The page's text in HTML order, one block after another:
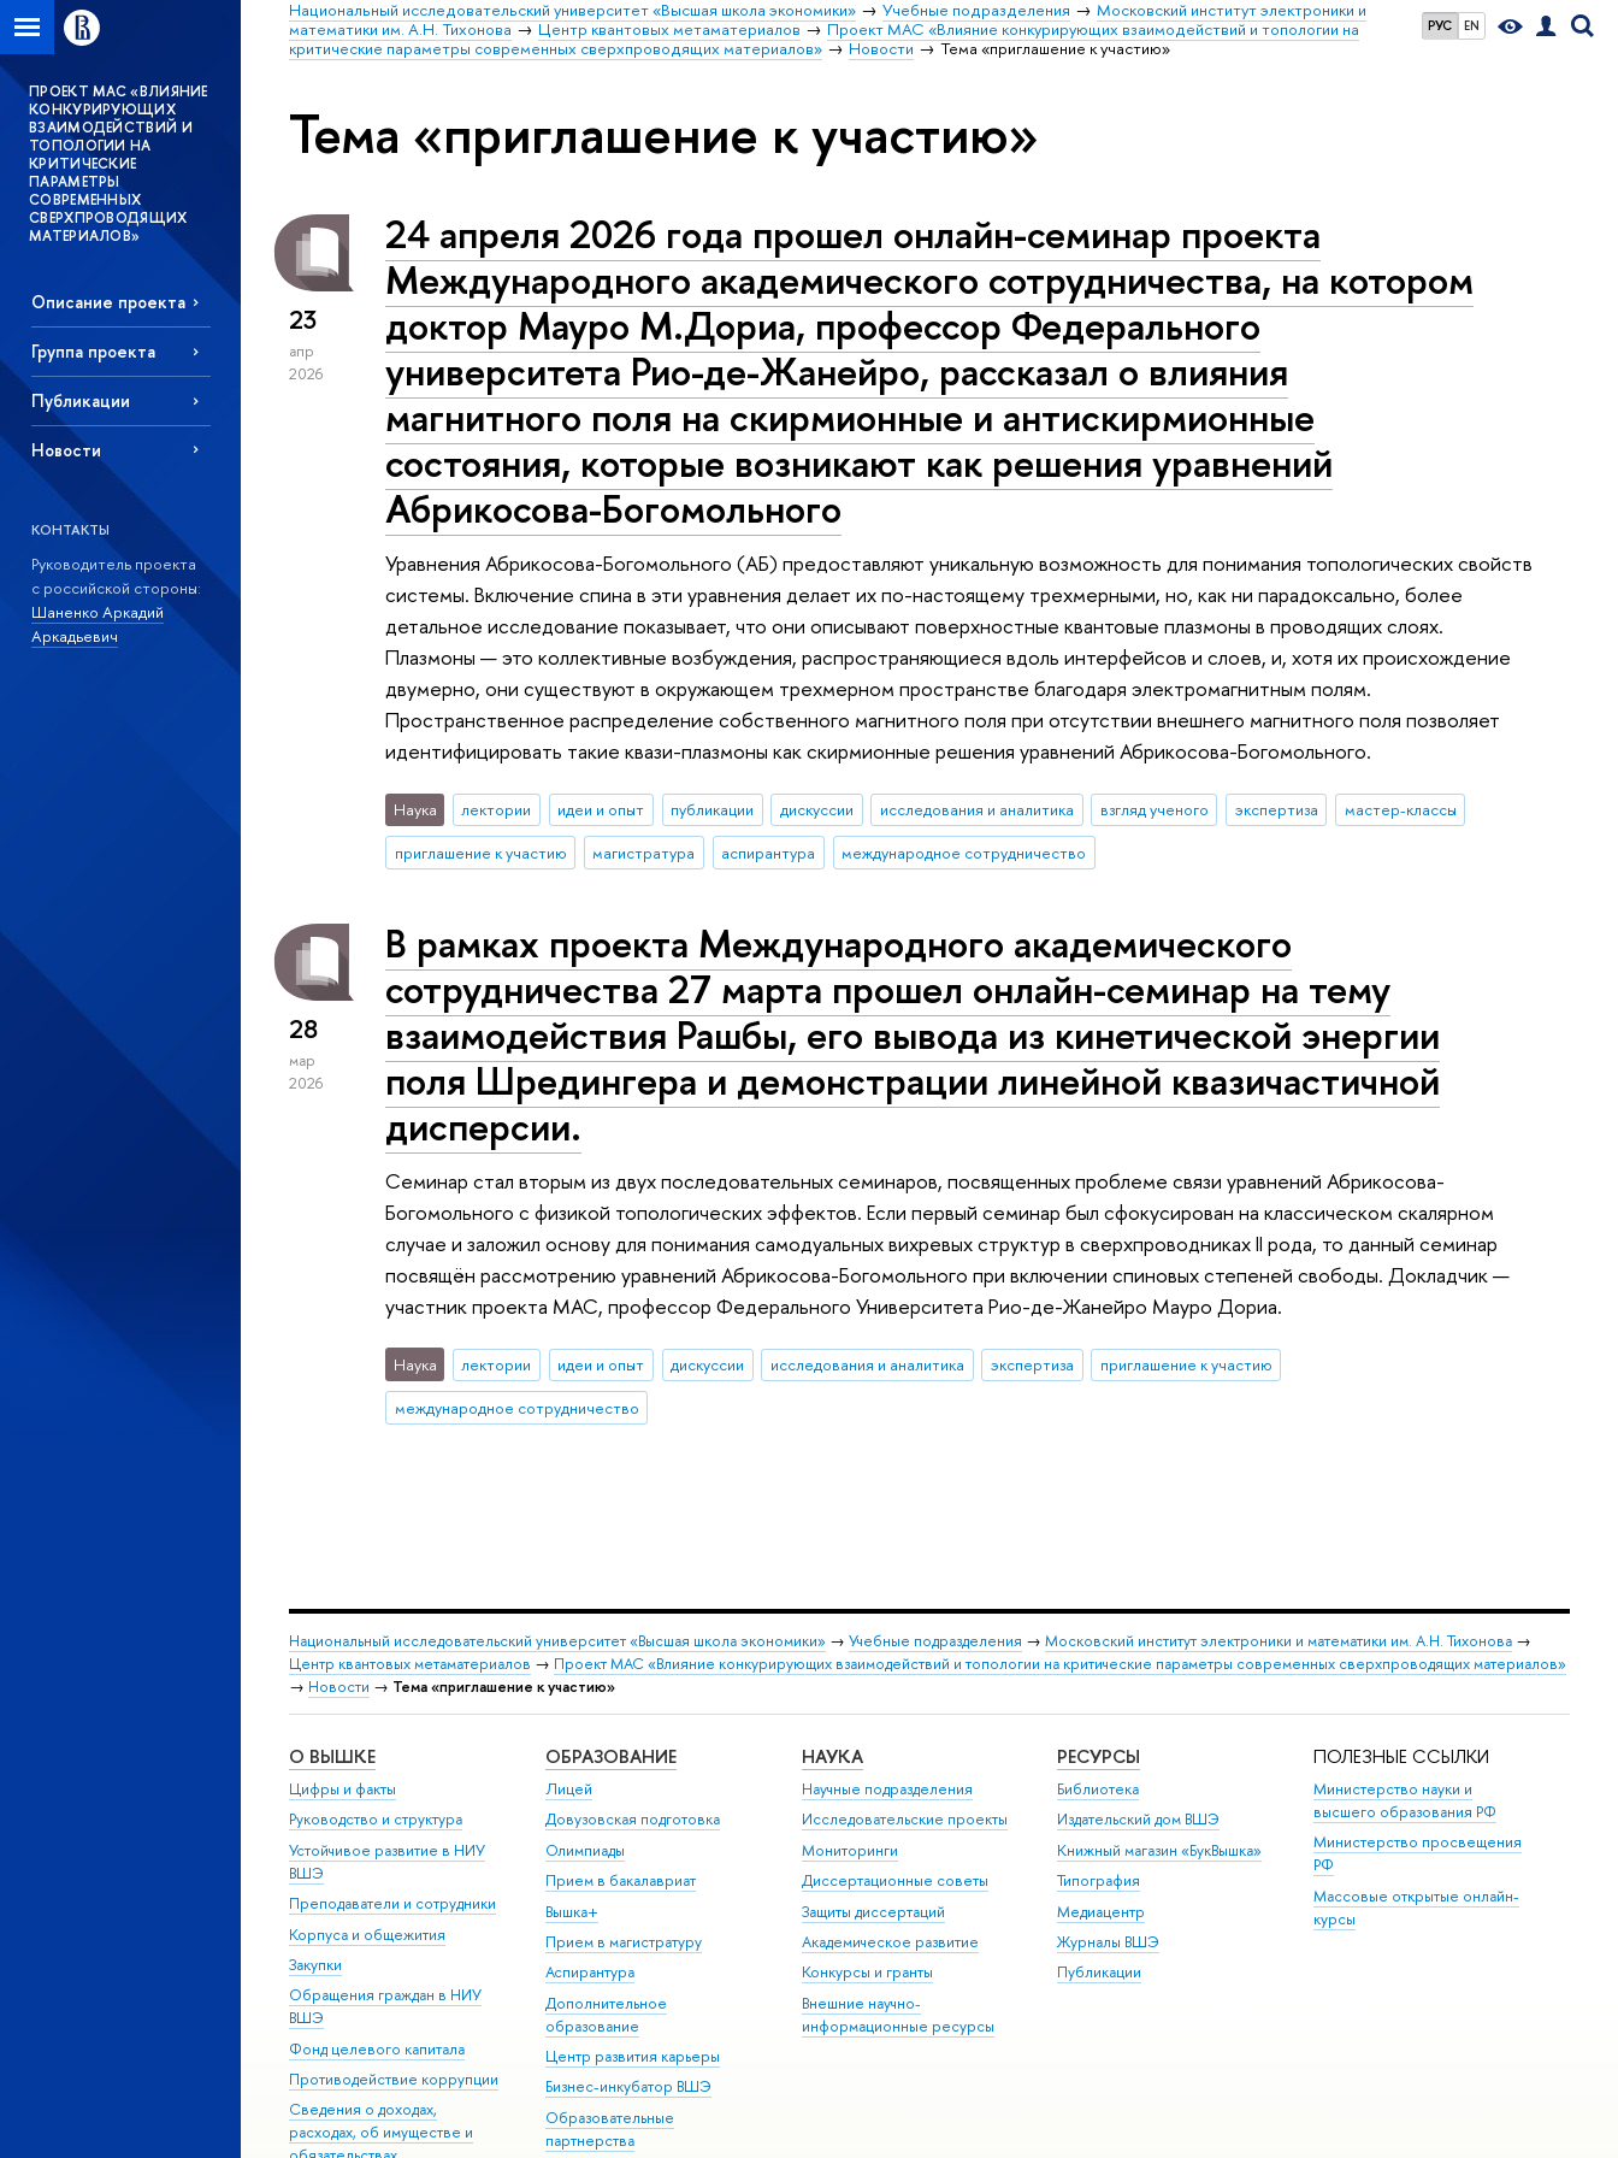
РУС EN
Национальный исследовательский университет «Высшая школа экономики» Учебные подразделения
Московский институт электроники и
математики им. А.Н. Тихонова
Центр квантовых метаматериалов
Проект МАС «Влияние конкурирующих взаимодействий и топологии на
критические параметры современных сверхпроводящих материалов»
Новости Тема «приглашение к участию»
ПРОЕКТ МАС «ВЛИЯНИЕ
КОНКУРИРУЮЩИХ
ВЗАИМОДЕЙСТВИЙ И
ТОПОЛОГИИ НА
КРИТИЧЕСКИЕ
ПАРАМЕТРЫ
СОВРЕМЕННЫХ
СВЕРХПРОВОДЯЩИХ
МАТЕРИАЛОВ»
Описание проекта
Группа проекта
Публикации
Новости
КОНТАКТЫ
Руководитель проекта
с российской стороны:
Шаненко Аркадий
Аркадьевич
Тема «приглашение к участию»
23
апр
2026
24 апреля 2026 года прошел онлайн-семинар проекта
Международного академического сотрудничества, на котором
доктор Мауро М.Дориа, профессор Федерального
университета Рио-де-Жанейро, рассказал о влияния
магнитного поля на скирмионные и антискирмионные
состояния, которые возникают как решения уравнений
Абрикосова-Богомольного
Уравнения Абрикосова-Богомольного (АБ) предоставляют уникальную возможность для понимания топологических свойств
системы. Включение спина в эти уравнения делает их по-настоящему трехмерными, но, как ни парадоксально, более
детальное исследование показывает, что они описывают поверхностные квантовые плазмоны в проводящих слоях.
Плазмоны — это коллективные возбуждения, распространяющиеся вдоль интерфейсов и слоев, и, хотя их происхождение
двумерно, они существуют в окружающем трехмерном пространстве благодаря электромагнитным полям.
Пространственное распределение собственного магнитного поля при отсутствии внешнего магнитного поля позволяет
идентифицировать такие квази-плазмоны как скирмионные решения уравнений Абрикосова-Богомольного.
Наука лектории идеи и опыт публикации дискуссии исследования и аналитика взгляд ученого экспертиза
мастер-классы
приглашение к участию
магистратура аспирантура международное сотрудничество
28
мар
2026
В рамках проекта Международного академического
сотрудничества 27 марта прошел онлайн-семинар на тему
взаимодействия Рашбы, его вывода из кинетической энергии
поля Шредингера и демонстрации линейной квазичастичной
дисперсии.
Семинар стал вторым из двух последовательных семинаров, посвященных проблеме связи уравнений Абрикосова-
Богомольного с физикой топологических эффектов. Если первый семинар был сфокусирован на классическом скалярном
случае и заложил основу для понимания самодуальных вихревых структур в сверхпроводниках II рода, то данный семинар
посвящён рассмотрению уравнений Абрикосова-Богомольного при включении спиновых степеней свободы. Докладчик —
участник проекта МАС, профессор Федерального Университета Рио-де-Жанейро Мауро Дориа.
Наука лектории идеи и опыт дискуссии исследования и аналитика экспертиза
приглашение к участию
международное сотрудничество
Национальный исследовательский университет «Высшая школа экономики» → Учебные подразделения → Московский институт электроники и математики им. А.Н. Тихонова →
Центр квантовых метаматериалов → Проект МАС «Влияние конкурирующих взаимодействий и топологии на критические параметры современных сверхпроводящих материалов»
→ Новости → Тема «приглашение к участию»
О ВЫШКЕ
Цифры и факты
Руководство и структура
Устойчивое развитие в НИУ
ВШЭ
Преподаватели и сотрудники
Корпуса и общежития
Закупки
Обращения граждан в НИУ
ВШЭ
Фонд целевого капитала
Противодействие коррупции
Сведения о доходах,
расходах, об имуществе и
ОБРАЗОВАНИЕ
Лицей
Довузовская подготовка
Олимпиады
Прием в бакалавриат
Вышка+
Прием в магистратуру
Аспирантура
Дополнительное
образование
Центр развития карьеры
Бизнес-инкубатор ВШЭ
Образовательные
партнерства
НАУКА
Научные подразделения
Исследовательские проекты
Мониторинги
Диссертационные советы
Защиты диссертаций
Академическое развитие
Конкурсы и гранты
Внешние научно-
информационные ресурсы
РЕСУРСЫ
Библиотека
Издательский дом ВШЭ
Книжный магазин «БукВышка»
Типография
Медиацентр
Журналы ВШЭ
Публикации
ПОЛЕЗНЫЕ ССЫЛКИ
Министерство науки и
высшего образования РФ
Министерство просвещения
РФ
Массовые открытые онлайн-
курсы